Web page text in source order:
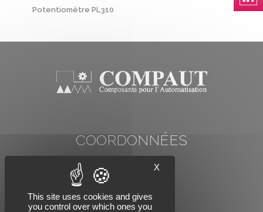
Potentiomètre PL310
COORDONNÉES
78 rue Carnot
74000 ANNECY
Tél : +33 (0)4 50 57 07 91
Email : info@compaut.com
X
This site uses cookies and gives
you control over which ones you